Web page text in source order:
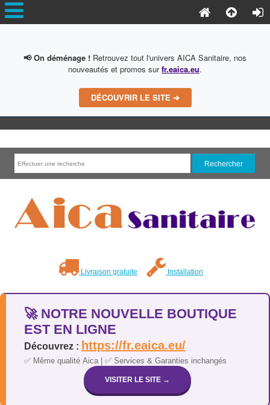
📢 On déménage ! Retrouvez tout l'univers AICA Sanitaire, nos
nouveautés et promos surfr.eaica.eu.
DÉCOUVRIR LE SITE ➔
Livraison gratuite Installation
🚀 NOTRE NOUVELLE BOUTIQUE
EST EN LIGNE
Découvrez : https://fr.eaica.eu/
✅ Même qualité Aica | ✅ Services & Garanties inchangés
VISITER LE SITE →